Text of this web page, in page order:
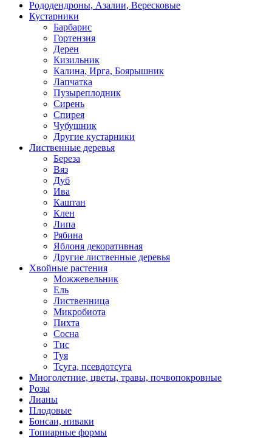
Рододендроны, Азалии, Вересковые
Кустарники
Барбарис
Гортензия
Дерен
Кизильник
Калина, Ирга, Боярышник
Лапчатка
Пузыреплодник
Сирень
Спирея
Чубушник
Другие кустарники
Лиственные деревья
Береза
Вяз
Дуб
Ива
Каштан
Клен
Липа
Рябина
Яблоня декоративная
Другие лиственные деревья
Хвойные растения
Можжевельник
Ель
Лиственница
Микробиота
Пихта
Сосна
Тис
Туя
Тсуга, псевдотсуга
Многолетние, цветы, травы, почвопокровные
Розы
Лианы
Плодовые
Бонсаи, ниваки
Топиарные формы